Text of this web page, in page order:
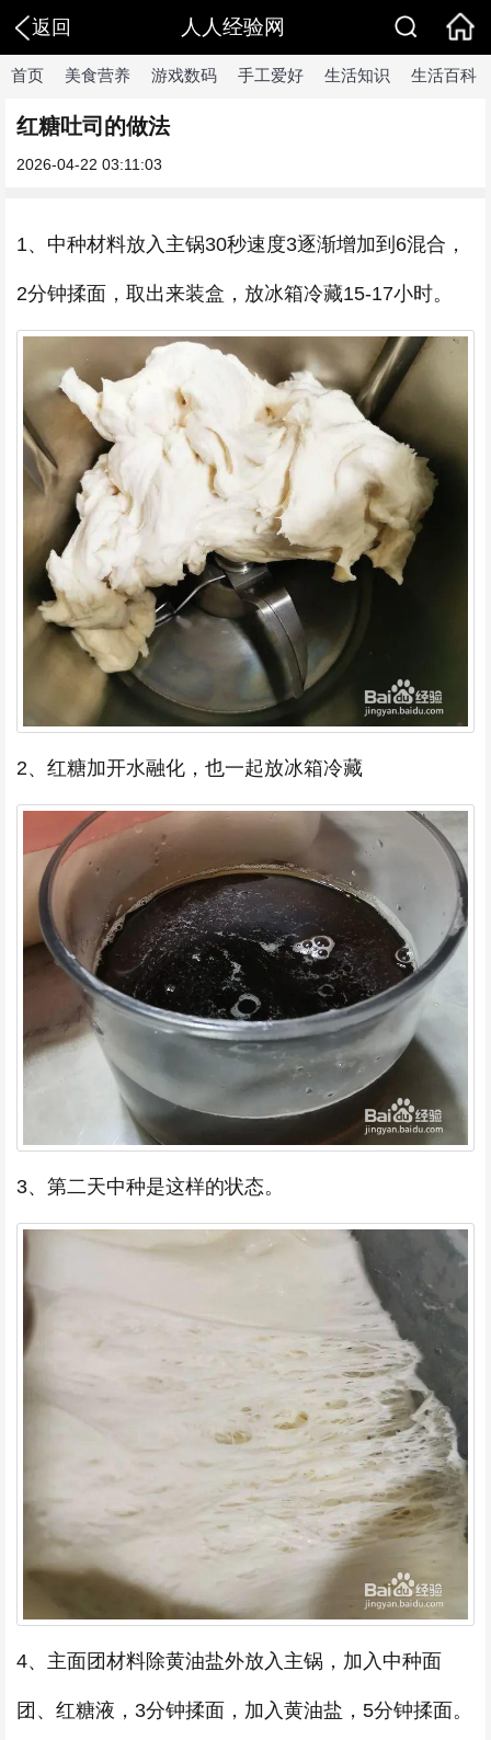
返回 人人经验网
首页 美食营养 游戏数码 手工爱好 生活知识 生活百科
红糖吐司的做法
2026-04-22 03:11:03
1、中种材料放入主锅30秒速度3逐渐增加到6混合，
2分钟揉面，取出来装盒，放冰箱冷藏15-17小时。
2、红糖加开水融化，也一起放冰箱冷藏
3、第二天中种是这样的状态。
4、主面团材料除黄油盐外放入主锅，加入中种面
团、红糖液，3分钟揉面，加入黄油盐，5分钟揉面。